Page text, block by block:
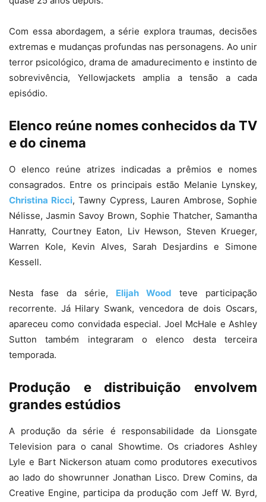
Com essa abordagem, a série explora traumas, decisões
extremas e mudanças profundas nas personagens. Ao unir
terror psicológico, drama de amadurecimento e instinto de
sobrevivência, Yellowjackets amplia a tensão a cada
episódio.
Elenco reúne nomes conhecidos da TV
e do cinema
O elenco reúne atrizes indicadas a prêmios e nomes
consagrados. Entre os principais estão Melanie Lynskey,
Christina Ricci, Tawny Cypress, Lauren Ambrose, Sophie
Nélisse, Jasmin Savoy Brown, Sophie Thatcher, Samantha
Hanratty, Courtney Eaton, Liv Hewson, Steven Krueger,
Warren Kole, Kevin Alves, Sarah Desjardins e Simone
Kessell.
Nesta fase da série, Elijah Wood teve participação
recorrente. Já Hilary Swank, vencedora de dois Oscars,
apareceu como convidada especial. Joel McHale e Ashley
Sutton também integraram o elenco desta terceira
temporada.
Produção e distribuição envolvem
grandes estúdios
A produção da série é responsabilidade da Lionsgate
Television para o canal Showtime. Os criadores Ashley
Lyle e Bart Nickerson atuam como produtores executivos
ao lado do showrunner Jonathan Lisco. Drew Comins, da
Creative Engine, participa da produção com Jeff W. Byrd,